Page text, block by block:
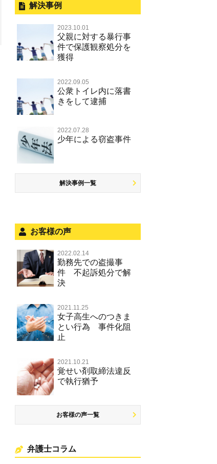
無実・無罪を証明してほしい
示談で解決してほしい
執行猶予にしてほしい
事件のことを秘密にしたい
被害届・告訴・告発されたら
自首・出頭したい
過失致死・過失傷害
器物損壊
脅迫・強要
業務妨害罪
公務執行妨害罪
殺人
暴行・傷害
略取・誘拐・人身売買
性犯罪 TOP
淫行・援助交際（児童買春、淫行
条例、児童福祉法違反）
不同意性交等罪（旧 強制性交等
交等罪
不同意わいせつ（旧 強制わいせ
つ，準強制わいせつ）
公然わいせつ罪，わいせつ物頒布
等罪，淫行勧誘罪
児童ポルノ リベンジポルノ
事件別－財産犯
財産犯 TOP
横領 背任
電子計算機使用詐欺等）
強盗罪
知的財産と刑事事件
恐喝
事件別－薬物事件
薬物事件 TOP
覚せい剤
危険ドラッグ
大麻
麻薬及び向精神薬
事件別－交通違反・交通事故
交通違反・交通事故 TOP
交通事故 交通違反と刑事事件
人身事故・死亡事故
無免許運転
その他 TOP
児童虐待・保護責任者遺棄
住居侵入等
銃刀法違反
不正競争防止法
風営法・風適法違反
文書偽造・偽造文書行使
放火・失火
名誉棄損罪・侮辱
刑事裁判の概要・手続
公務員の逮捕・刑事事件
控訴・上告
国選弁護士と私選弁護士の違い
裁判員裁判
司法取引・刑事免責
少年事件の手続と特色
少年事件の処分
被害者対応
被害届・告訴・告発の不安や悩み
員逮捕，予防法務等）
解決事例
2023.10.01
父親に対する暴行事
件で保護観察処分を
獲得
2022.09.05
公衆トイレ内に落書
きをして逮捕
2022.07.28
少年による窃盗事件
解決事例一覧
お客様の声
2022.02.14
勤務先での盗撮事
件 不起訴処分で解
決
2021.11.25
女子高生へのつきま
とい行為 事件化阻
止
2021.10.21
覚せい剤取締法違反
で執行猶予
お客様の声一覧
弁護士コラム